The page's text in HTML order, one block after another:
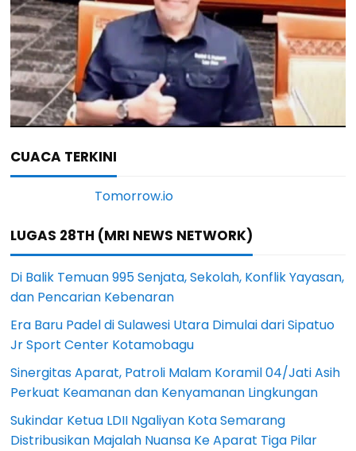
CUACA TERKINI
LUGAS 28TH (MRI NEWS NETWORK)
Di Balik Temuan 995 Senjata, Sekolah, Konflik Yayasan,
dan Pencarian Kebenaran
Era Baru Padel di Sulawesi Utara Dimulai dari Sipatuo
Jr Sport Center Kotamobagu
Sinergitas Aparat, Patroli Malam Koramil 04/Jati Asih
Perkuat Keamanan dan Kenyamanan Lingkungan
Sukindar Ketua LDII Ngaliyan Kota Semarang
Distribusikan Majalah Nuansa Ke Aparat Tiga Pilar